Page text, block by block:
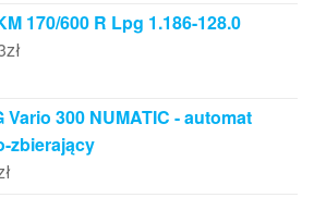
170/600 R Lpg 1.186-128.0
zł
Vario 300 NUMATIC - automat
zbierający